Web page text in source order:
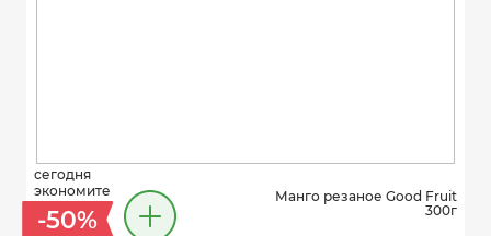
сегодня
экономите
-50%
Манго резаное Good Fruit
300г